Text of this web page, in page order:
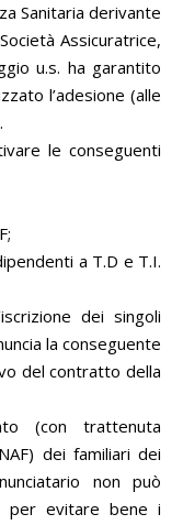
Sanitaria derivante
Assicuratrice,
u.s. ha garantito
l’adesione (alle
le conseguenti
a T.D e T.I.
dei singoli
la conseguente
del contratto della
(con trattenuta
dei familiari dei
non può
per evitare bene i